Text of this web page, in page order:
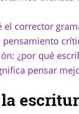
el corrector
pensamiento
¿por qué
pensar
la